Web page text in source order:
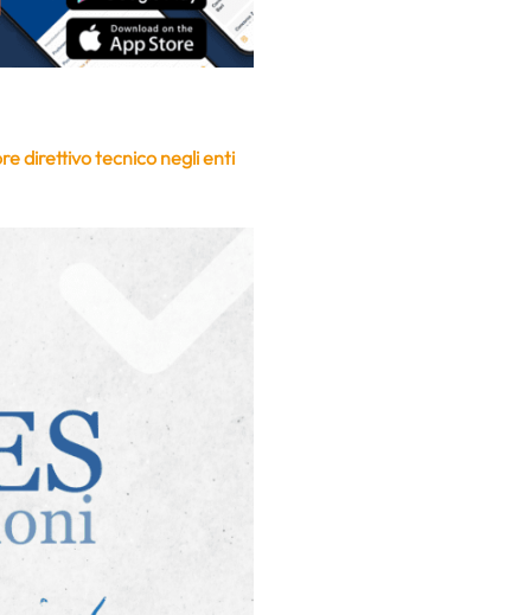
direttivo tecnico negli enti